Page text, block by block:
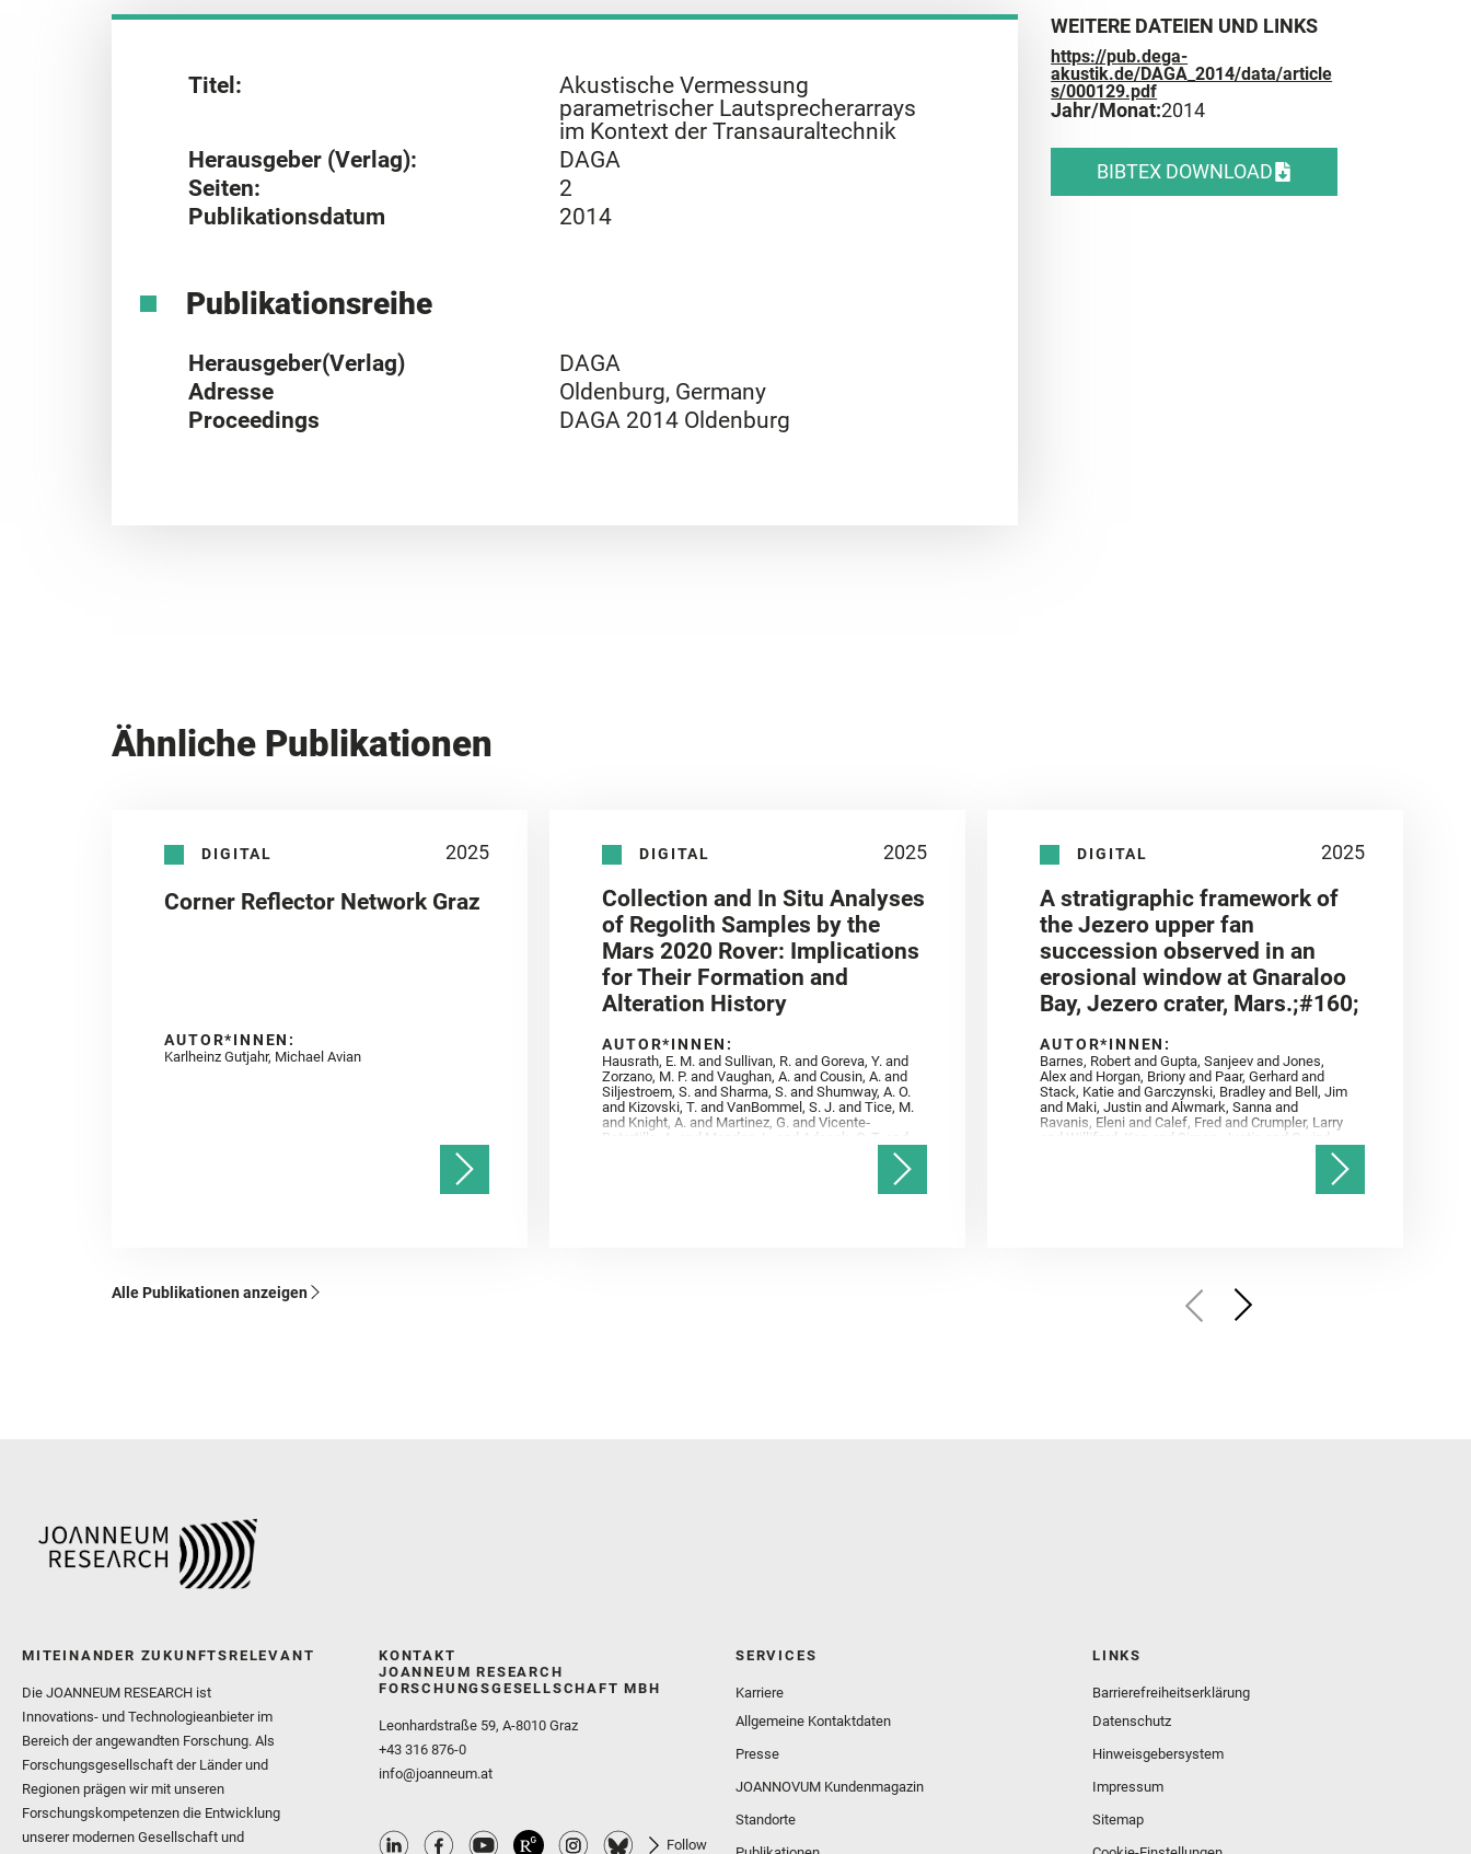
Titel:
Akustische Vermessung
parametrischer Lautsprecherarrays
im Kontext der Transauraltechnik
Herausgeber (Verlag):
DAGA
Seiten:
2
Publikationsdatum
2014
Publikationsreihe
Herausgeber(Verlag)
DAGA
Adresse
Oldenburg, Germany
Proceedings
DAGA 2014 Oldenburg
WEITERE DATEIEN UND LINKS
https://pub.dega-
akustik.de/DAGA_2014/data/article
s/000129.pdf
Jahr/Monat:2014
BIBTEX DOWNLOAD
Ähnliche Publikationen
DIGITAL 2025
Corner Reflector Network Graz
AUTOR*INNEN:
Karlheinz Gutjahr, Michael Avian
DIGITAL 2025
Collection and In Situ Analyses
of Regolith Samples by the
Mars 2020 Rover: Implications
for Their Formation and
Alteration History
AUTOR*INNEN:
Hausrath, E. M. and Sullivan, R. and Goreva, Y. and
Zorzano, M. P. and Vaughan, A. and Cousin, A. and
Siljestroem, S. and Sharma, S. and Shumway, A. O.
and Kizovski, T. and VanBommel, S. J. and Tice, M.
and Knight, A. and Martinez, G. and Vicente‐
Retortillo, A. and Mandon, L. and Adcock, C. T. and
Madariaga, J. M. and Población, I. and Johnson, J.
R. and Lasue, J. and Gasnault, O. and Randazzo, N.
and Cardarelli, E. L. and Kronyak, R. and Bechtold,
DIGITAL 2025
A stratigraphic framework of
the Jezero upper fan
succession observed in an
erosional window at Gnaraloo
Bay, Jezero crater, Mars.;#160;
AUTOR*INNEN:
Barnes, Robert and Gupta, Sanjeev and Jones,
Alex and Horgan, Briony and Paar, Gerhard and
Stack, Katie and Garczynski, Bradley and Bell, Jim
and Maki, Justin and Alwmark, Sanna and
Ravanis, Eleni and Calef, Fred and Crumpler, Larry
and Williford, Ken and Simon, Justin and Gwizd,
Samantha and Farley, Ken and Tate, Christian and
Alle Publikationen anzeigen
MITEINANDER ZUKUNFTSRELEVANT
Die JOANNEUM RESEARCH ist
Innovations- und Technologieanbieter im
Bereich der angewandten Forschung. Als
Forschungsgesellschaft der Länder und
Regionen prägen wir mit unseren
Forschungskompetenzen die Entwicklung
unserer modernen Gesellschaft und
KONTAKT
JOANNEUM RESEARCH
FORSCHUNGSGESELLSCHAFT MBH
Leonhardstraße 59, A-8010 Graz
+43 316 876-0
info@joanneum.at
Follow
SERVICES
Karriere
Allgemeine Kontaktdaten
Presse
JOANNOVUM Kundenmagazin
Standorte
LINKS
Barrierefreiheitserklärung
Datenschutz
Hinweisgebersystem
Impressum
Sitemap